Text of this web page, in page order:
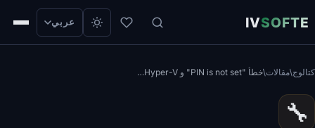
IVSOFTE عربي
كتالوج/مقالات/ خطأ "PIN is not set" و Hyper-V — كيفية الإصلاح
🔧